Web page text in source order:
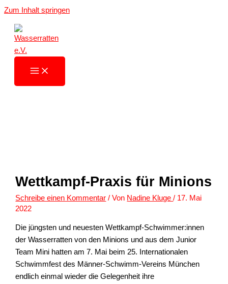
Zum Inhalt springen
Wettkampf-Praxis für Minions
Schreibe einen Kommentar / Von Nadine Kluge/ 17. Mai
2022
Die jüngsten und neuesten Wettkampf-Schwimmer:innen
der Wasserratten von den Minions und aus dem Junior
Team Mini hatten am 7. Mai beim 25. Internationalen
Schwimmfest des Männer-Schwimm-Vereins München
endlich einmal wieder die Gelegenheit ihre